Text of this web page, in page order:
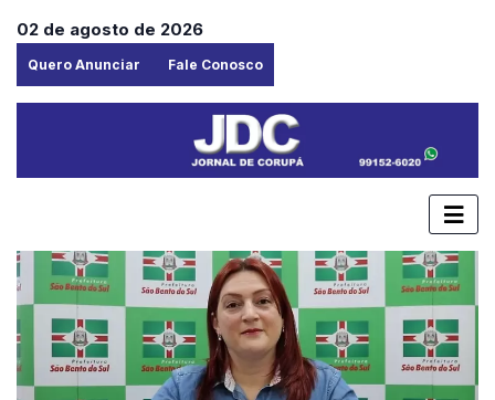
02 de agosto de 2026
Quero Anunciar Fale Conosco